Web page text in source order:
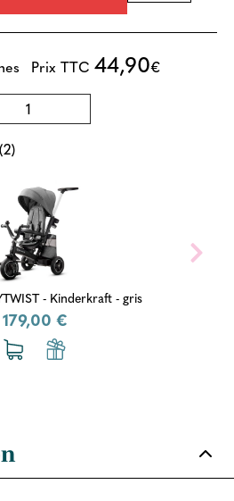
Prix TTC 44,90€
- Kinderkraft - gris
179,00 €